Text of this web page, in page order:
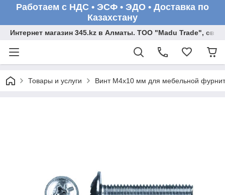
Работаем с НДС • ЭСФ • ЭДО • Доставка по
Казахстану
Интернет магазин 345.kz в Алматы. ТОО "Madu Trade",
Товары и услуги Винт М4х10 мм для мебельной